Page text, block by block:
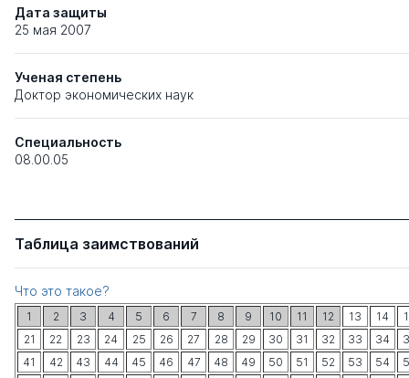
Дата защиты
25 мая 2007
Ученая степень
Доктор экономических наук
Специальность
08.00.05
Таблица заимствований
Что это такое?
1 2 3 4 5 6 7 8 9 10 11 12 13 14
21
22 23 24 25 26 27 28 29 30 31 32 33 34
41
42 43 44 45 46 47 48 49 50 51 52 53 54